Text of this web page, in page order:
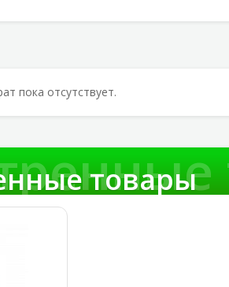
пока отсутствует.
товары